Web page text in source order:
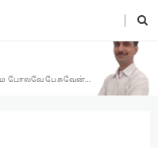
போலவே பேசுவேன்…